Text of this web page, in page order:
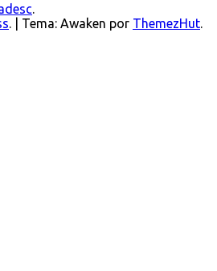
.
. Tema: Awaken por ThemezHut.